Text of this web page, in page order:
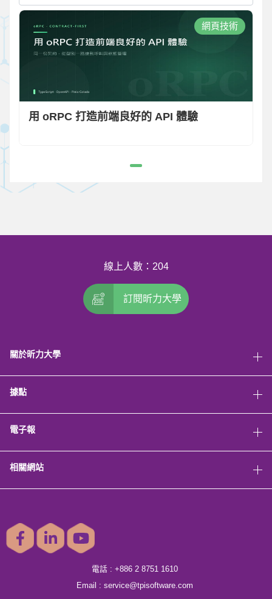
網頁技術
用 oRPC 打造前端良好的 API 體驗
線上人數：204
訂閱昕力大學
關於昕力大學
據點
電子報
相關網站
電話 : +886 2 8751 1610
Email : service@tpisoftware.com